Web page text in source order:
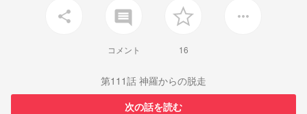
share insert_comment
コメント 16
more_horiz
第111話 神羅からの脱走
次の話を読む